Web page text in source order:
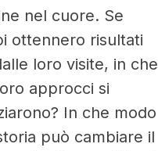
nel cuore. Se
ottennero risultati
loro visite, in che
approcci si
In che modo
può cambiare il